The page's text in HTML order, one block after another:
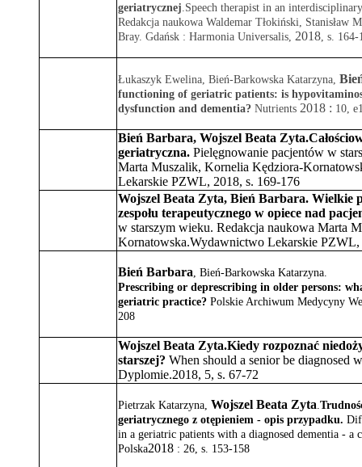
geriatrycznej .Speech therapist in an
Redakcja naukowa Waldemar Tłokiński, Stanisław
Bray. Gdańsk : Harmonia Universalis, 2018 s. 164-
Łukaszyk Ewelina, Bień-Barkowska Katarzyna,
functioning of geriatric patients: is
dysfunction and dementia? Nutrients 2018 : 10,
Bień Barbara, Wojszel Beata Zyta.
geriatryczna. Pielęgnowanie pacjentów w
Marta Muszalik, Kornelia Kędziora-
Lekarskie PZWL, 2018, s. 169-176
Wojszel Beata Zyta, Bień Barbara. Wielkie
zespołu terapeutycznego w opiece nad
w starszym wieku. Redakcja naukowa Marta
Kornatowska.Wydawnictwo Lekarskie PZWL,
Bień Barbara Bień-Barkowska Katarzyna
Prescribing or deprescribing in older persons:
geriatric practice? Polskie Archiwum Medycyny
208
Wojszel Beata Zyta.Kiedy rozpoznać
starszej? When should a senior be diagnosed
Dyplomie.2018, 5, s. 67-72
Pietrzak Katarzyna Wojszel Beata Zyta
geriatrycznego z otępieniem - opis przypadku.
in a geriatric patients with a diagnosed dementia - a
Polska2018 : 26 s. 153-158